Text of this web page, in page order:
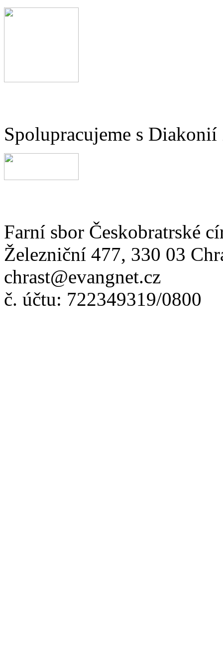
Spolupracujeme s Diakonií
Farní sbor Českobratrské
Železniční 477, 330 03
chrast@evangnet.cz
č. účtu: 722349319/0800